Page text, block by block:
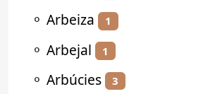
⚬ Arbeiza 1
⚬ Arbejal 1
⚬ Arbúcies 3